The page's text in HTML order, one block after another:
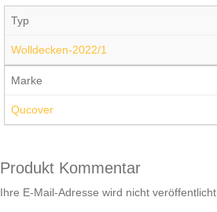
Typ
Wolldecken-2022/1
Marke
Qucover
Produkt Kommentar
Ihre E-Mail-Adresse wird nicht veröffentlicht